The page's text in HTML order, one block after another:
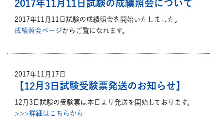
2017年11月11日試験の成績照会について
2017年11月11日試験の成績照会を開始いたしました。
成績照会ページからご覧になれます。
2017年11月17日
【12月3日試験受験票発送のお知らせ】
12月3日試験の受験票は本日より発送を開始しております。
>>>詳細はこちらから